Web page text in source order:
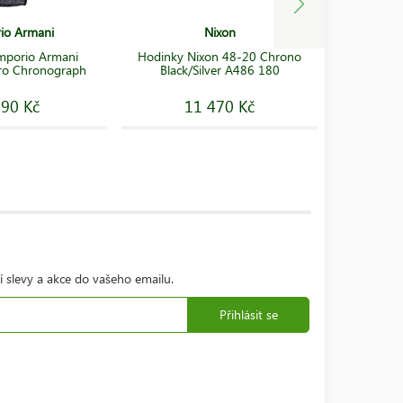
Armani
Armani
Chronograph
Kč
Nixon
Hodinky Nixon 48-20 Chrono
Black/Silver A486 180
11 470 Kč
a akce do vašeho emailu.
Přihlásit se